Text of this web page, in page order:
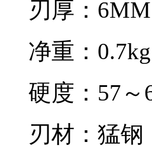
刃厚：6MM
净重：0.7kg
硬度：57～
刃材：猛钢